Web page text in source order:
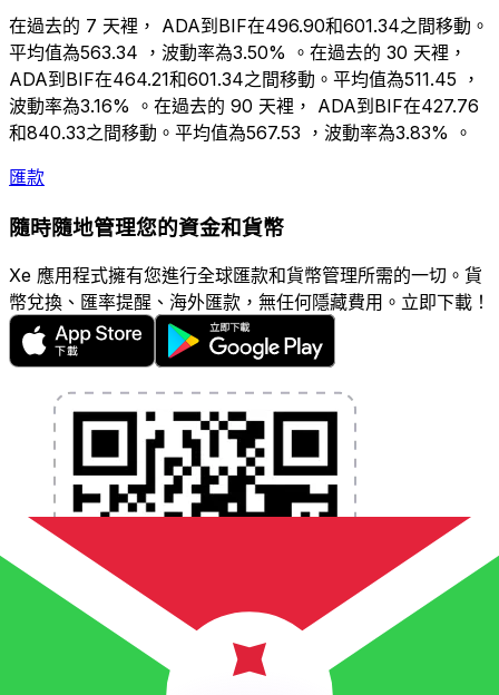
在過去的 7 天裡， ADA到BIF在496.90和601.34之間移動。
平均值為563.34 ，波動率為3.50% 。在過去的 30 天裡，
ADA到BIF在464.21和601.34之間移動。平均值為511.45 ，
波動率為3.16% 。在過去的 90 天裡， ADA到BIF在427.76
和840.33之間移動。平均值為567.53 ，波動率為3.83% 。
匯款
隨時隨地管理您的資金和貨幣
Xe 應用程式擁有您進行全球匯款和貨幣管理所需的一切。貨
幣兌換、匯率提醒、海外匯款，無任何隱藏費用。立即下載！